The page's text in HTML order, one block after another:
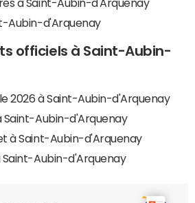
à Saint-Aubin-d'Arquenay
Aubin-d'Arquenay
officiels à Saint-Aubin-
2026 à Saint-Aubin-d'Arquenay
Saint-Aubin-d'Arquenay
à Saint-Aubin-d'Arquenay
Saint-Aubin-d'Arquenay